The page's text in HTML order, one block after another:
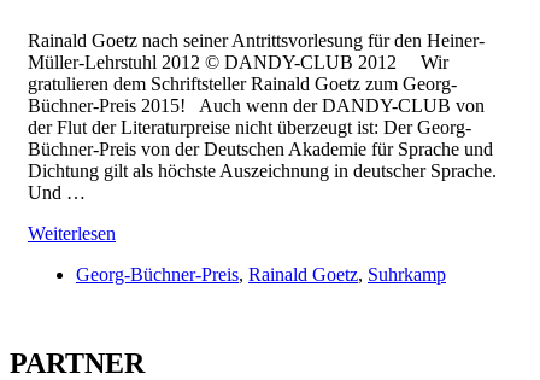
Rainald Goetz nach seiner Antrittsvorlesung für den Heiner-
Müller-Lehrstuhl 2012 © DANDY-CLUB 2012 Wir
gratulieren dem Schriftsteller Rainald Goetz zum Georg-
Büchner-Preis 2015! Auch wenn der DANDY-CLUB von
der Flut der Literaturpreise nicht überzeugt ist: Der Georg-
Büchner-Preis von der Deutschen Akademie für Sprache und
Dichtung gilt als höchste Auszeichnung in deutscher Sprache.
Und …
Weiterlesen
Georg-Büchner-Preis, Rainald Goetz, Suhrkamp
PARTNER